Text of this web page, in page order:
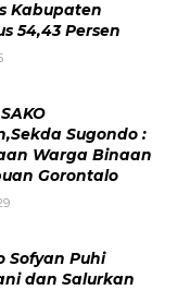
Kabupaten
54,43 Persen
Sugondo :
Warga Binaan
Gorontalo
Sofyan Puhi
dan Salurkan